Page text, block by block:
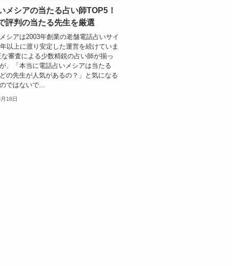
メシアの当たる占い師TOP5！
評判の当たる先生を厳選
シアは2003年創業の老舗電話占いサイ
以上に渡り安定した運営を続けていま
審査による少数精鋭の占い師が揃っ
、「本当に電話占いメシアは当たる
の先生が人気があるの？」と気になる
ではないで...
16日